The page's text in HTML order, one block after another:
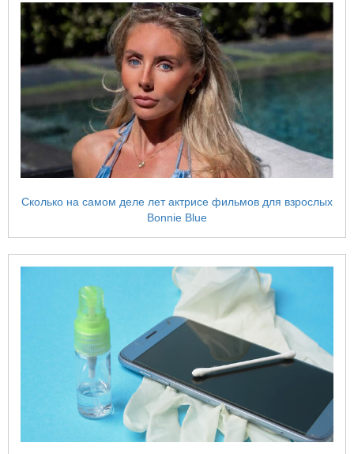
Сколько на самом деле лет актрисе фильмов для взрослых
Bonnie Blue